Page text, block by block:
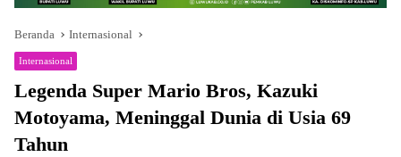
Beranda Internasional
Internasional
Legenda Super Mario Bros, Kazuki
Motoyama, Meninggal Dunia di Usia 69
Tahun